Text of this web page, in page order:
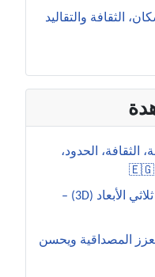
الثقافة والتقاليد
الثقافة، الحدود،
أعلام دول العالم بتصميم كروي ثلاثي الأبعاد (3D) –
المصداقية ويحسن